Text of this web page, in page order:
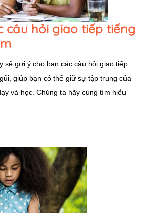
câu hỏi giao tiếp tiếng
sẽ gợi ý cho bạn các câu hỏi giao tiếp
giúp bạn có thể giữ sự tập trung của
và học. Chúng ta hãy cùng tìm hiểu